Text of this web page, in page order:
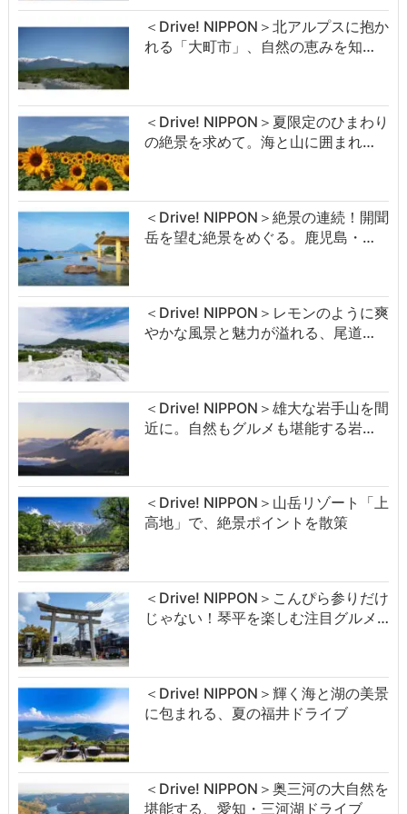
＜Drive! NIPPON＞北アルプスに抱か
れる「大町市」、自然の恵みを知…
＜Drive! NIPPON＞夏限定のひまわり
の絶景を求めて。海と山に囲まれ…
＜Drive! NIPPON＞絶景の連続！開聞
岳を望む絶景をめぐる。鹿児島・…
＜Drive! NIPPON＞レモンのように爽
やかな風景と魅力が溢れる、尾道…
＜Drive! NIPPON＞雄大な岩手山を間
近に。自然もグルメも堪能する岩…
＜Drive! NIPPON＞山岳リゾート「上
高地」で、絶景ポイントを散策
＜Drive! NIPPON＞こんぴら参りだけ
じゃない！琴平を楽しむ注目グルメ…
＜Drive! NIPPON＞輝く海と湖の美景
に包まれる、夏の福井ドライブ
＜Drive! NIPPON＞奥三河の大自然を
堪能する、愛知・三河湖ドライブ